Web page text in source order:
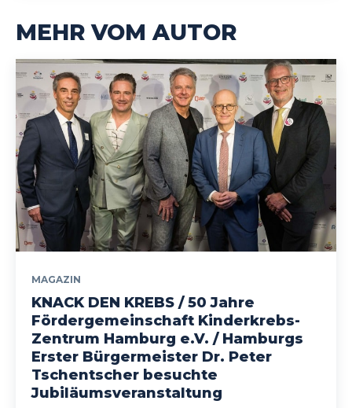
MEHR VOM AUTOR
MAGAZIN
KNACK DEN KREBS / 50 Jahre
Fördergemeinschaft Kinderkrebs-
Zentrum Hamburg e.V. / Hamburgs
Erster Bürgermeister Dr. Peter
Tschentscher besuchte
Jubiläumsveranstaltung